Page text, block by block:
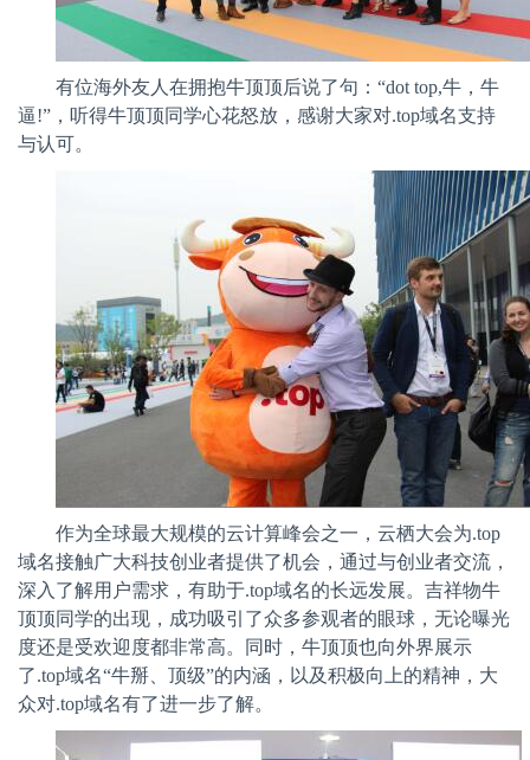
有位海外友人在拥抱牛顶顶后说了句：“dot top,牛，牛
逼!”，听得牛顶顶同学心花怒放，感谢大家对.top域名支持
与认可。
作为全球最大规模的云计算峰会之一，云栖大会为.top
域名接触广大科技创业者提供了机会，通过与创业者交流，
深入了解用户需求，有助于.top域名的长远发展。吉祥物牛
顶顶同学的出现，成功吸引了众多参观者的眼球，无论曝光
度还是受欢迎度都非常高。同时，牛顶顶也向外界展示
了.top域名“牛掰、顶级”的内涵，以及积极向上的精神，大
众对.top域名有了进一步了解。